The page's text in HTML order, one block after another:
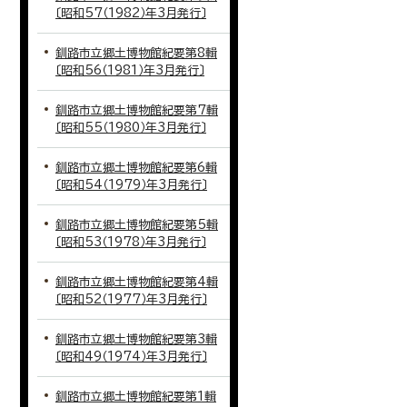
〔昭和57（1982）年3月発行〕
釧路市立郷土博物館紀要第8輯
〔昭和56（1981）年3月発行〕
釧路市立郷土博物館紀要第7輯
〔昭和55（1980）年3月発行〕
釧路市立郷土博物館紀要第6輯
〔昭和54（1979）年3月発行〕
釧路市立郷土博物館紀要第5輯
〔昭和53（1978）年3月発行〕
釧路市立郷土博物館紀要第4輯
〔昭和52（1977）年3月発行〕
釧路市立郷土博物館紀要第3輯
〔昭和49（1974）年3月発行〕
釧路市立郷土博物館紀要第1輯